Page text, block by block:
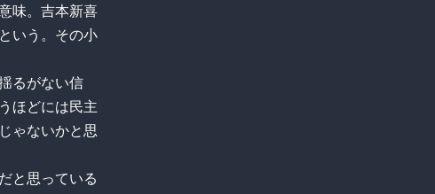
味。吉本新喜
いう。その小
るがない信
ほどには民主
ゃないかと思
と思っている